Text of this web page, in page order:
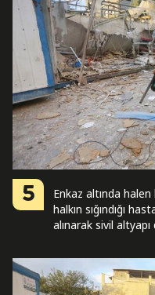
5
Enkaz altında
halkın sığındığı
alınarak sivil